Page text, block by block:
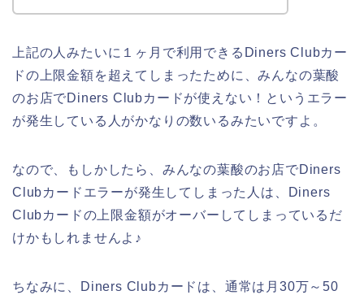
上記の人みたいに１ヶ月で利用できるDiners Clubカー
ドの上限金額を超えてしまったために、みんなの葉酸
のお店でDiners Clubカードが使えない！というエラー
が発生している人がかなりの数いるみたいですよ。
なので、もしかしたら、みんなの葉酸のお店でDiners
Clubカードエラーが発生してしまった人は、Diners
Clubカードの上限金額がオーバーしてしまっているだ
けかもしれませんよ♪
ちなみに、Diners Clubカードは、通常は月30万～50